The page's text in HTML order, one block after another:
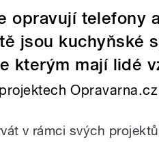
opravují telefony
jsou kuchyňské
kterým mají lidé
v rámci svých